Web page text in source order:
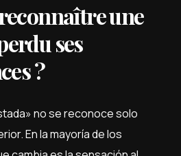
une
ses
?
no se reconoce solo
En la mayoría de los